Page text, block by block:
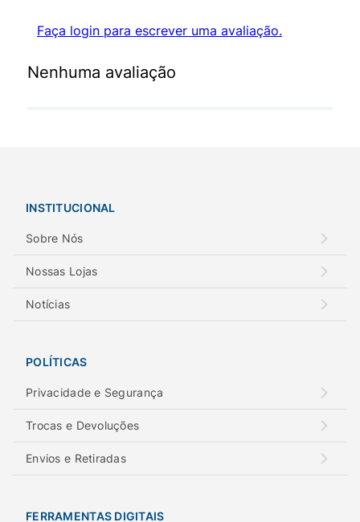
Faça login para escrever uma avaliação.
Nenhuma avaliação
INSTITUCIONAL
Sobre Nós
Nossas Lojas
Notícias
POLÍTICAS
Privacidade e Segurança
Trocas e Devoluções
Envios e Retiradas
FERRAMENTAS DIGITAIS